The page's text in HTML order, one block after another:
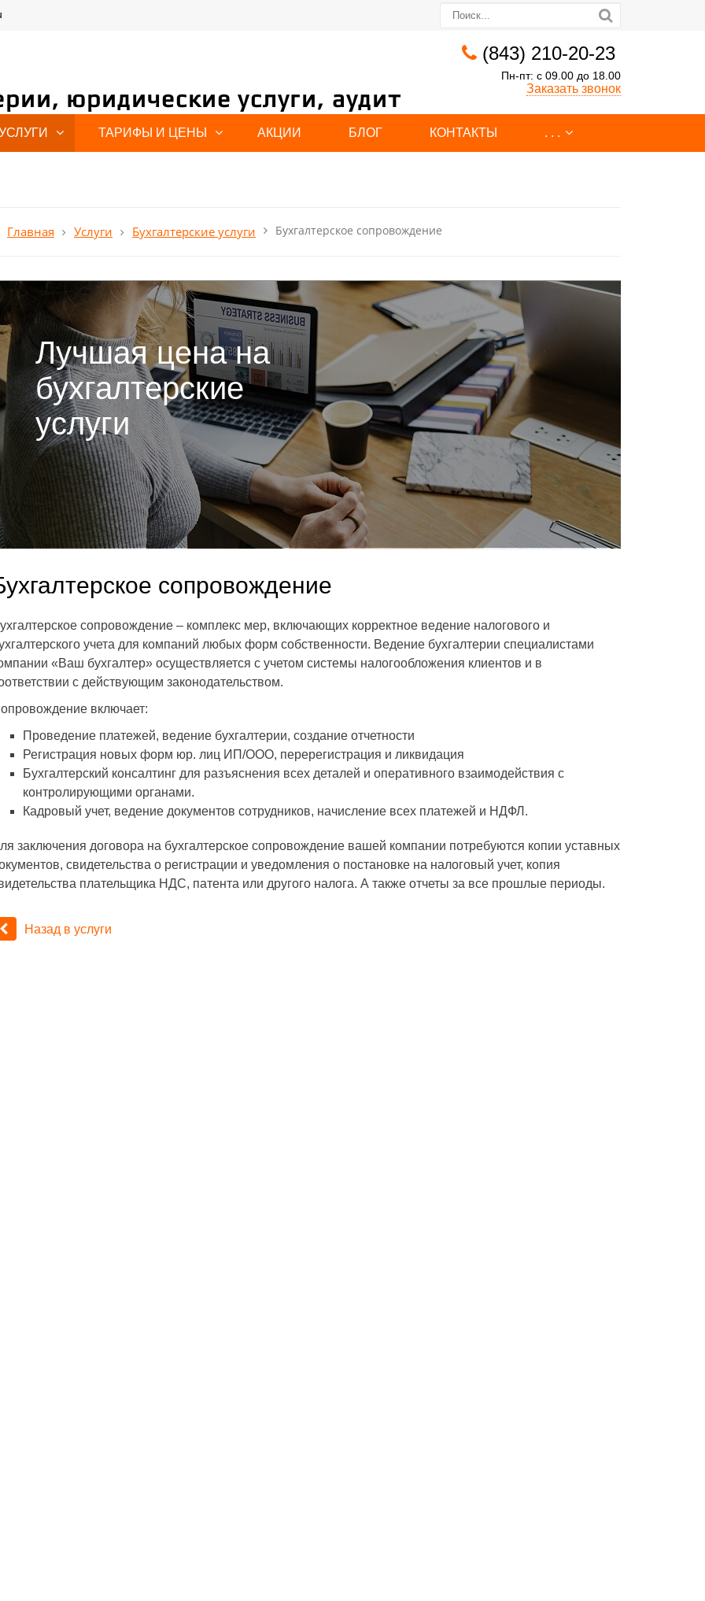
юридические услуги, аудит
(843) 210-20-23
Пн-пт: с 09.00 до 18.00
Заказать звонок
Заказать
ТАРИФЫ И ЦЕНЫ АКЦИИ БЛОГ КОНТАКТЫ . . .
первый
Регистрация ИП или ООО
бесплатно
Главная Услуги Бухгалтерские услуги Бухгалтерское сопровождение
Лучшая цена на
бухгалтерские
услуги
сопровождение
сопровождение – комплекс мер, включающих корректное ведение налогового и
учета для компаний любых форм собственности. Ведение бухгалтерии специалистами
«Ваш бухгалтер» осуществляется с учетом системы налогообложения клиентов и в
с действующим законодательством.
включает:
Проведение платежей, ведение бухгалтерии, создание отчетности
Регистрация новых форм юр. лиц ИП/ООО, перерегистрация и ликвидация
Бухгалтерский консалтинг для разъяснения всех деталей и оперативного взаимодействия с
контролирующими органами.
Кадровый учет, ведение документов сотрудников, начисление всех платежей и НДФЛ.
заключения договора на бухгалтерское сопровождение вашей компании потребуются копии уставных
свидетельства о регистрации и уведомления о постановке на налоговый учет, копия
плательщика НДС, патента или другого налога. А также отчеты за все прошлые периоды.
Назад в услуги